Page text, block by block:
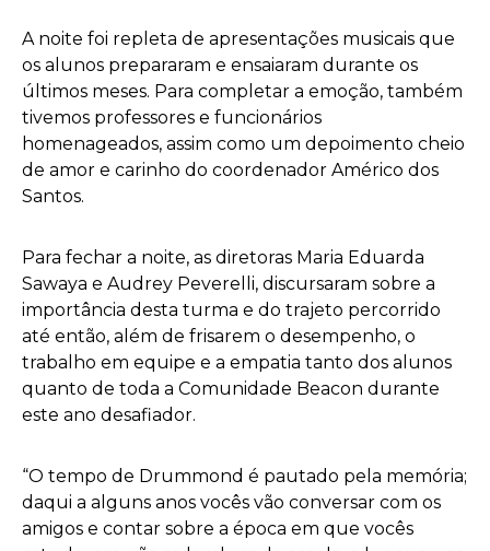
A noite foi repleta de apresentações musicais que
os alunos prepararam e ensaiaram durante os
últimos meses. Para completar a emoção, também
tivemos professores e funcionários
homenageados, assim como um depoimento cheio
de amor e carinho do coordenador Américo dos
Santos.
Para fechar a noite, as diretoras Maria Eduarda
Sawaya e Audrey Peverelli, discursaram sobre a
importância desta turma e do trajeto percorrido
até então, além de frisarem o desempenho, o
trabalho em equipe e a empatia tanto dos alunos
quanto de toda a Comunidade Beacon durante
este ano desafiador.
“O tempo de Drummond é pautado pela memória;
daqui a alguns anos vocês vão conversar com os
amigos e contar sobre a época em que vocês